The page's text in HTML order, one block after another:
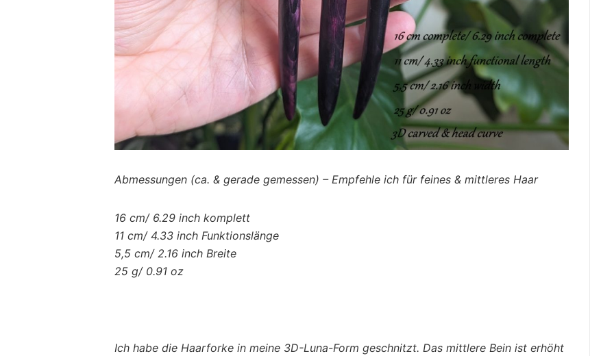
Abmessungen (ca. & gerade gemessen) – Empfehle ich für feines & mittleres Haar
16 cm/ 6.29 inch komplett
11 cm/ 4.33 inch Funktionslänge
5,5 cm/ 2.16 inch Breite
25 g/ 0.91 oz
Ich habe die Haarforke in meine 3D-Luna-Form geschnitzt. Das mittlere Bein ist erhöht